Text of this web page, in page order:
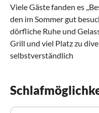
Viele Gäste fanden es
den im Sommer gut
dörfliche Ruhe und
Grill und viel Platz zu
selbstverständlich